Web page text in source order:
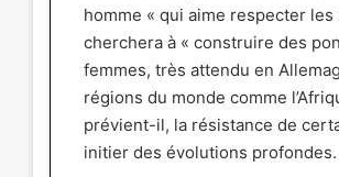
homme « qui aime respecter
cherchera à « construire des
femmes, très attendu en
régions du monde comme
prévient-il, la résistance de
initier des évolutions profondes.